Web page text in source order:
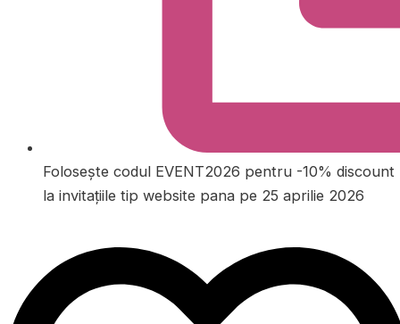
Folosește codul EVENT2026 pentru -10% discount
la invitațiile tip website pana pe 25 aprilie 2026